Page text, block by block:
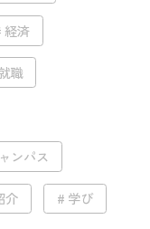
経済
職
ンパス
介 学び